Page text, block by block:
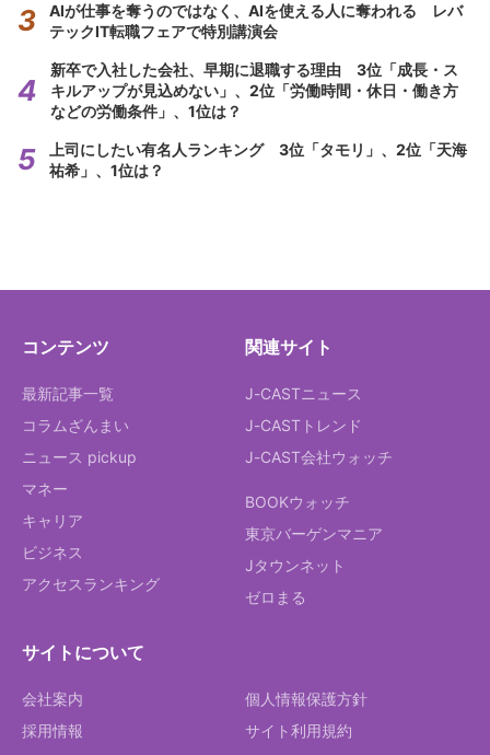
AIが仕事を奪うのではなく、AIを使える人に奪われる レバ
テックIT転職フェアで特別講演会
新卒で入社した会社、早期に退職する理由 3位「成長・ス
キルアップが見込めない」、2位「労働時間・休日・働き方
などの労働条件」、1位は？
上司にしたい有名人ランキング 3位「タモリ」、2位「天海
祐希」、1位は？
コンテンツ
最新記事一覧
コラムざんまい
ニュース pickup
マネー
キャリア
ビジネス
アクセスランキング
関連サイト
J-CASTニュース
J-CASTトレンド
J-CAST会社ウォッチ
BOOKウォッチ
東京バーゲンマニア
Jタウンネット
ゼロまる
サイトについて
会社案内
採用情報
個人情報保護方針
サイト利用規約